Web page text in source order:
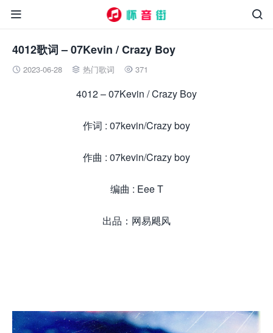


4012歌词 – 07Kevin / Crazy Boy
 2023-06-28  热门歌词  371
4012 – 07Kevin / Crazy Boy
作词 : 07kevin/Crazy boy
作曲 : 07kevin/Crazy boy
编曲 : Eee T
出品：网易飓风